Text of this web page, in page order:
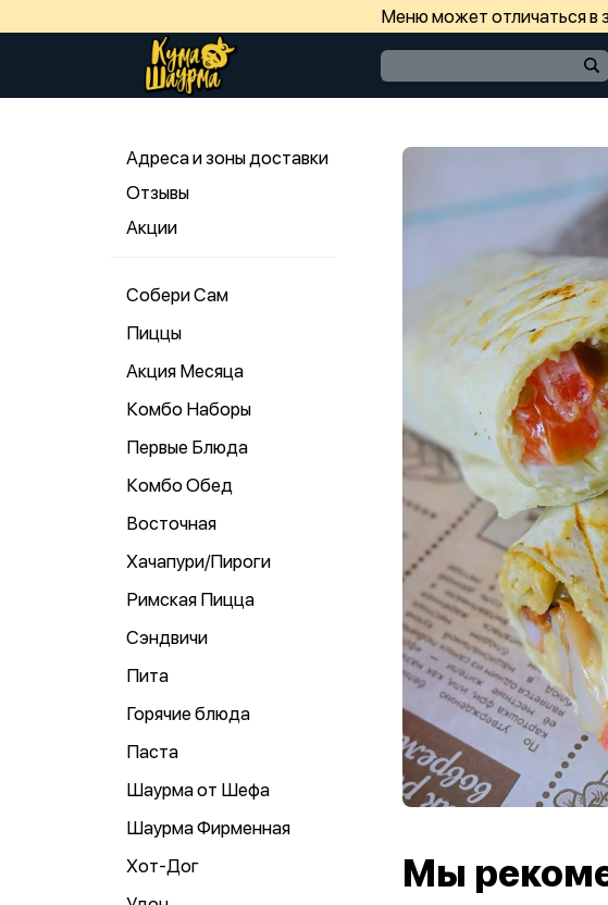
Меню может отличаться в
Адреса и зоны доставки
Отзывы
Акции
Собери Сам
Пиццы
Акция Месяца
Комбо Наборы
Первые Блюда
Комбо Обед
Восточная
Хачапури/Пироги
Римская Пицца
Сэндвичи
Пита
Горячие блюда
Паста
Шаурма от Шефа
Шаурма Фирменная
Хот-Дог
Мы